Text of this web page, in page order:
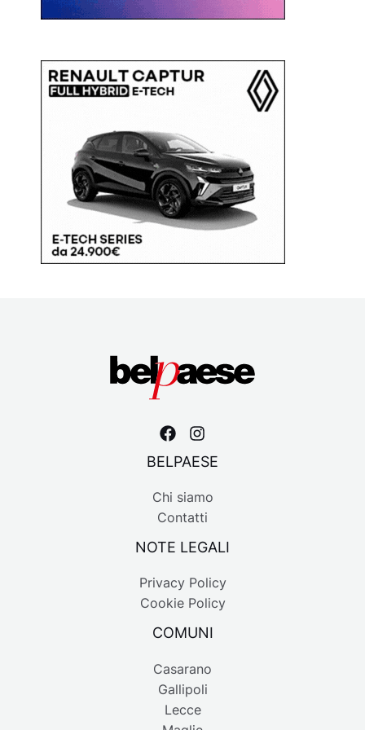
BELPAESE
Chi siamo
Contatti
NOTE LEGALI
Privacy Policy
Cookie Policy
COMUNI
Casarano
Gallipoli
Lecce